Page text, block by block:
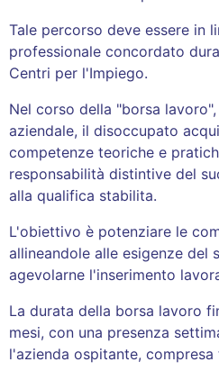
Tale percorso deve essere in
professionale concordato
Centri per l'Impiego.
Nel corso della "borsa
aziendale, il disoccupato
competenze teoriche e
responsabilità distintive del
alla qualifica stabilita.
L'obiettivo è potenziare le
allineandole alle esigenze
agevolarne l'inserimento
La durata della borsa lavoro
mesi, con una presenza
l'azienda ospitante,